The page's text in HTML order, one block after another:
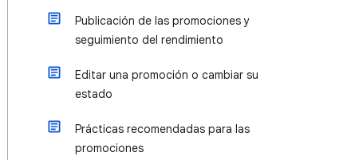
Publicación de las promociones y
seguimiento del rendimiento
Editar una promoción o cambiar su
estado
Prácticas recomendadas para las
promociones